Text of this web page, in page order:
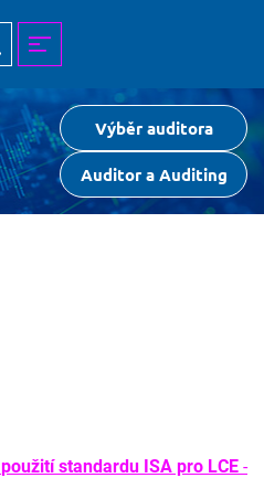
Přihlásit
Výběr auditora
Auditor a Auditing
použití standardu ISA pro LCE -